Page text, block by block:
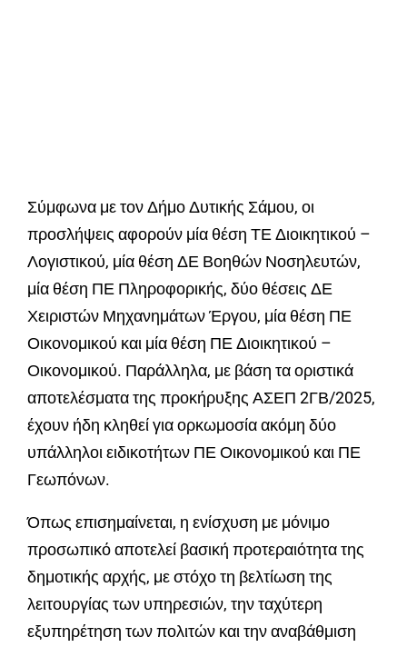
Σύμφωνα με τον Δήμο Δυτικής Σάμου, οι
προσλήψεις αφορούν μία θέση ΤΕ Διοικητικού –
Λογιστικού, μία θέση ΔΕ Βοηθών Νοσηλευτών,
μία θέση ΠΕ Πληροφορικής, δύο θέσεις ΔΕ
Χειριστών Μηχανημάτων Έργου, μία θέση ΠΕ
Οικονομικού και μία θέση ΠΕ Διοικητικού –
Οικονομικού. Παράλληλα, με βάση τα οριστικά
αποτελέσματα της προκήρυξης ΑΣΕΠ 2ΓΒ/2025,
έχουν ήδη κληθεί για ορκωμοσία ακόμη δύο
υπάλληλοι ειδικοτήτων ΠΕ Οικονομικού και ΠΕ
Γεωπόνων.
Όπως επισημαίνεται, η ενίσχυση με μόνιμο
προσωπικό αποτελεί βασική προτεραιότητα της
δημοτικής αρχής, με στόχο τη βελτίωση της
λειτουργίας των υπηρεσιών, την ταχύτερη
εξυπηρέτηση των πολιτών και την αναβάθμιση